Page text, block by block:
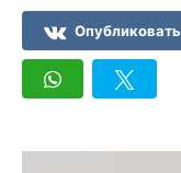
Опубликовать